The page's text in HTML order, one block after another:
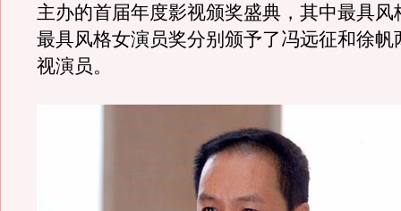
主办的首届年度影视颁奖盛典，其中最具风
最具风格女演员奖分别颁予了冯远征和徐帆
视演员。